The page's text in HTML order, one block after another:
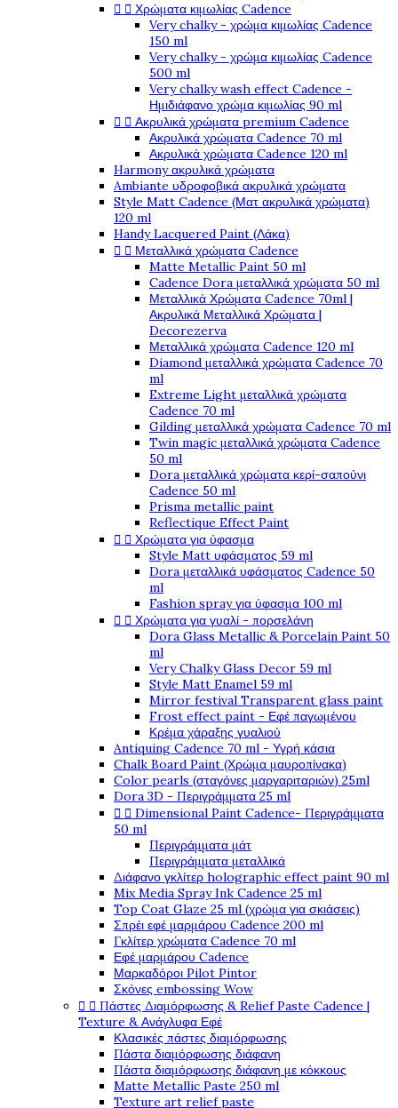
  Χρώματα κιμωλίας Cadence
Very chalky - χρώμα κιμωλίας Cadence
150 ml
Very chalky - χρώμα κιμωλίας Cadence
500 ml
Very chalky wash effect Cadence -
Ημιδιάφανο χρώμα κιμωλίας 90 ml
  Ακρυλικά χρώματα premium Cadence
Ακρυλικά χρώματα Cadence 70 ml
Ακρυλικά χρώματα Cadence 120 ml
Harmony ακρυλικά χρώματα
Ambiante υδροφοβικά ακρυλικά χρώματα
Style Matt Cadence (Ματ ακρυλικά χρώματα)
120 ml
Handy Lacquered Paint (Λάκα)
  Μεταλλικά χρώματα Cadence
Matte Metallic Paint 50 ml
Cadence Dora μεταλλικά χρώματα 50 ml
Μεταλλικά Χρώματα Cadence 70ml |
Ακρυλικά Μεταλλικά Χρώματα |
Decorezerva
Μεταλλικά χρώματα Cadence 120 ml
Diamond μεταλλικά χρώματα Cadence 70
ml
Extreme Light μεταλλικά χρώματα
Cadence 70 ml
Gilding μεταλλικά χρώματα Cadence 70 ml
Twin magic μεταλλικά χρώματα Cadence
50 ml
Dora μεταλλικά χρώματα κερί-σαπούνι
Cadence 50 ml
Prisma metallic paint
Reflectique Effect Paint
  Χρώματα για ύφασμα
Style Matt υφάσματος 59 ml
Dora μεταλλικά υφάσματος Cadence 50
ml
Fashion spray για ύφασμα 100 ml
  Χρώματα για γυαλί - πορσελάνη
Dora Glass Metallic & Porcelain Paint 50
ml
Very Chalky Glass Decor 59 ml
Style Matt Enamel 59 ml
Mirror festival Transparent glass paint
Frost effect paint - Εφέ παγωμένου
Κρέμα χάραξης γυαλιού
Antiquing Cadence 70 ml - Υγρή κάσια
Chalk Board Paint (Χρώμα μαυροπίνακα)
Color pearls (σταγόνες μαργαριταριών) 25ml
Dora 3D - Περιγράμματα 25 ml
  Dimensional Paint Cadence- Περιγράμματα
50 ml
Περιγράμματα μάτ
Περιγράμματα μεταλλικά
Διάφανο γκλίτερ holographic effect paint 90 ml
Mix Media Spray Ink Cadence 25 ml
Top Coat Glaze 25 ml (χρώμα για σκιάσεις)
Σπρέι εφέ μαρμάρου Cadence 200 ml
Γκλίτερ χρώματα Cadence 70 ml
Εφέ μαρμάρου Cadence
Μαρκαδόροι Pilot Pintor
Σκόνες embossing Wow
  Πάστες Διαμόρφωσης & Relief Paste Cadence |
Texture & Ανάγλυφα Εφέ
Κλασικές πάστες διαμόρφωσης
Πάστα διαμόρφωσης διάφανη
Πάστα διαμόρφωσης διάφανη με κόκκους
Matte Metallic Paste 250 ml
Texture art relief paste